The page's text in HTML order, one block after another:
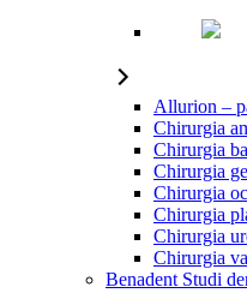
Allurion –
Chirurgia
Chirurgia
Chirurgia
Chirurgia
Chirurgia
Chirurgia
Chirurgia
Benadent Studi